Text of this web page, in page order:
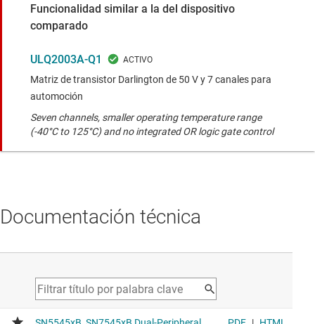
Funcionalidad similar a la del dispositivo
comparado
ULQ2003A-Q1
Matriz de transistor Darlington de 50 V y 7 canales para
automoción
Seven channels, smaller operating temperature range
(-40°C to 125°C) and no integrated OR logic gate control
Documentación técnica